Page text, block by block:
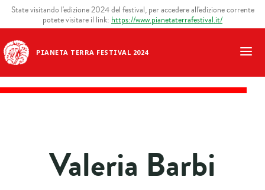
PIANETA TERRA FESTIVAL 2024
State visitando l'edizione 2024 del festival, per accedere all'edizione corrente
potete visitare il link: https://www.pianetaterrafestival.it/
Valeria Barbi